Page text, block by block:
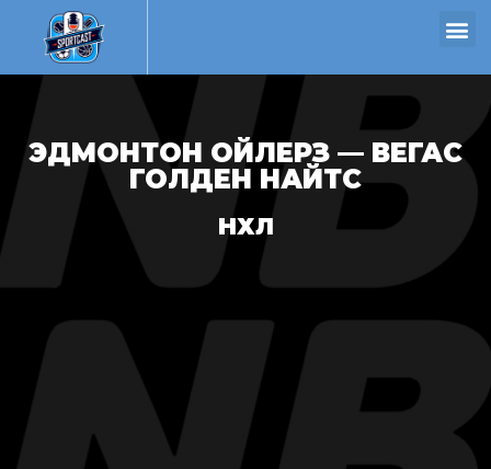
ЭДМОНТОН ОЙЛЕРЗ — ВЕГАС
ГОЛДЕН НАЙТС
НХЛ